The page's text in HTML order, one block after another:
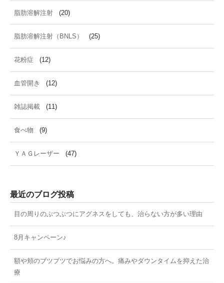
脂肪溶解注射 (20)
脂肪溶解注射（BNLS） (25)
花粉症 (12)
血管開き (12)
雑誌掲載 (11)
食べ物 (9)
ＹＡＧレーザー (47)
最近のブログ投稿
目の周りのぶつぶつにアグネスをしても、治らない方が多い理由
8月キャンペーン♪
額や頬のブツブツでお悩みの方へ。痛みやダウンタイムを抑えた治
療